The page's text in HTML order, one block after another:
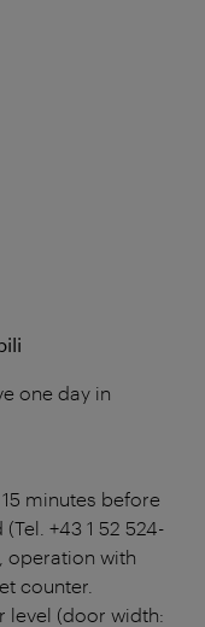
one day in
minutes before
+43 1 52 524-
operation with
counter.
level (door width: